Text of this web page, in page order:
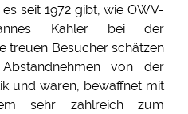
seit 1972 gibt, wie OWV-
Kahler bei der
treuen Besucher schätzen
von der
und waren, bewaffnet mit
sehr zahlreich zum